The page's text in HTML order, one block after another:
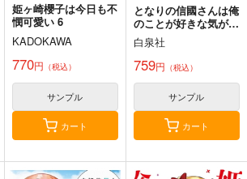
姫ヶ崎櫻子は今日も不
憫可愛い 6
KADOKAWA
770円 （税込）
サンプル
カート
となりの信國さんは俺
のことが好きな気がす
る 7
白泉社
759円 （税込）
サンプル
カート